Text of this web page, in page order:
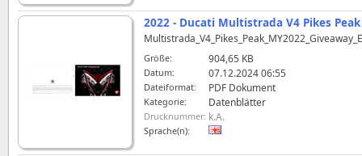
2022 - Ducati Multistrada V4 Pikes Peak
Größe: 904,65 KB
Datum: 07.12.2024 06:55
Dateiformat: PDF Dokument
Kategorie: Datenblätter
Drucknummer: k.A.
Sprache(n):